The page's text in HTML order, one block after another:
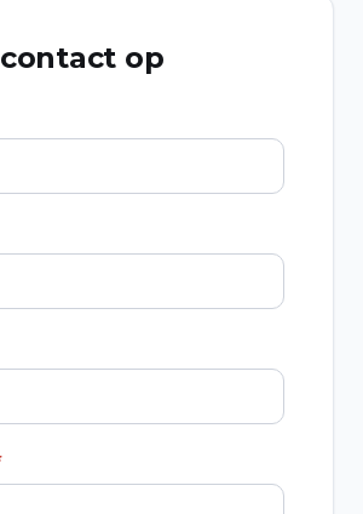
op